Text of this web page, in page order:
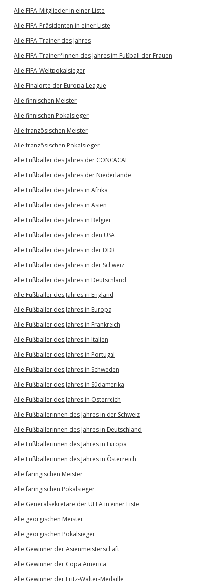
Alle FIFA-Mitglieder in einer Liste
Alle FIFA-Präsidenten in einer Liste
Alle FIFA-Trainer des Jahres
Alle FIFA-Trainer*innen des Jahres im Fußball der Frauen
Alle FIFA-Weltpokalsieger
Alle Finalorte der Europa League
Alle finnischen Meister
Alle finnischen Pokalsieger
Alle französischen Meister
Alle französischen Pokalsieger
Alle Fußballer des Jahres der CONCACAF
Alle Fußballer des Jahres der Niederlande
Alle Fußballer des Jahres in Afrika
Alle Fußballer des Jahres in Asien
Alle Fußballer des Jahres in Belgien
Alle Fußballer des Jahres in den USA
Alle Fußballer des Jahres in der DDR
Alle Fußballer des Jahres in der Schweiz
Alle Fußballer des Jahres in Deutschland
Alle Fußballer des Jahres in England
Alle Fußballer des Jahres in Europa
Alle Fußballer des Jahres in Frankreich
Alle Fußballer des Jahres in Italien
Alle Fußballer des Jahres in Portugal
Alle Fußballer des Jahres in Schweden
Alle Fußballer des Jahres in Südamerika
Alle Fußballer des Jahres in Österreich
Alle Fußballerinnen des Jahres in der Schweiz
Alle Fußballerinnen des Jahres in Deutschland
Alle Fußballerinnen des Jahres in Europa
Alle Fußballerinnen des Jahres in Österreich
Alle färingischen Meister
Alle färingischen Pokalsieger
Alle Generalsekretäre der UEFA in einer Liste
Alle georgischen Meister
Alle georgischen Pokalsieger
Alle Gewinner der Asienmeisterschaft
Alle Gewinner der Copa America
Alle Gewinner der Fritz-Walter-Medaille